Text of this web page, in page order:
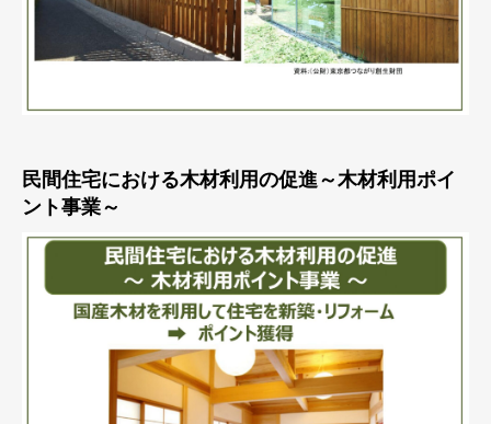
民間住宅における木材利用の促進～木材利用ポイ
ント事業～